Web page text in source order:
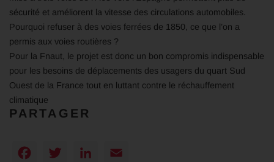
sécurité et améliorent la vitesse des circulations automobiles.
Pourquoi refuser à des voies ferrées de 1850, ce que l’on a
permis aux voies routières ?
Pour la Fnaut, le projet est donc un bon compromis indispensable
pour les besoins de déplacements des usagers du quart Sud
Ouest de la France tout en luttant contre le réchauffement
climatique
PARTAGER
Facebook
TwitterLinkedIn